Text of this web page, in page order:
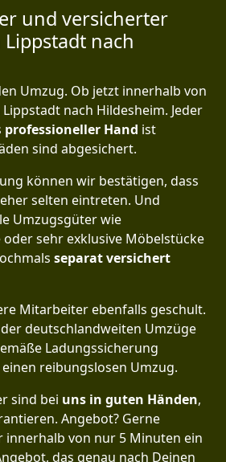
und versicherter
nach
Umzug. Ob jetzt innerhalb von
nach Hildesheim. Jeder
professioneller Hand ist
sind abgesichert.
können wir bestätigen, dass
selten eintreten. Und
Umzugsgüter wie
sehr exklusive Möbelstücke
separat versichert
Mitarbeiter ebenfalls geschult.
deutschlandweiten Umzüge
Ladungssicherung
reibungslosen Umzug.
sind bei uns in guten Händen,
Angebot? Gerne
innerhalb von nur 5 Minuten ein
das genau nach Deinen